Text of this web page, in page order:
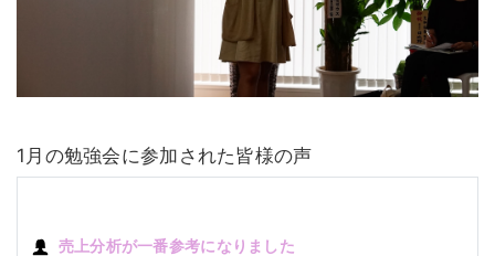
1月の勉強会に参加された皆様の声
売上分析が一番参考になりました